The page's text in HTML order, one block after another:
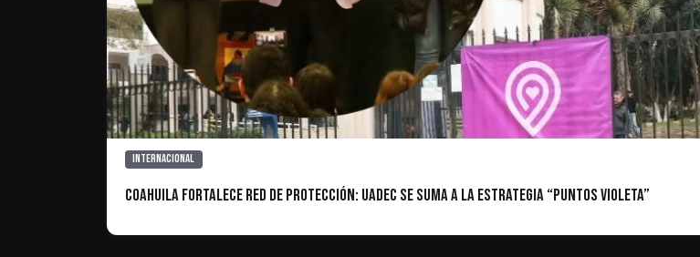
Internacional
Coahuila fortalece red de protección: UAdeC se suma a la estrategia “Puntos Violeta”